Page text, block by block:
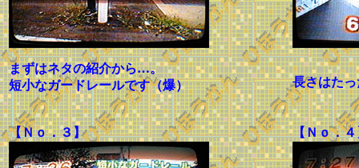
まずはネタの紹介から…。
短小なガードレールです（爆）
長さはた
【Ｎｏ．３】 【Ｎｏ．４